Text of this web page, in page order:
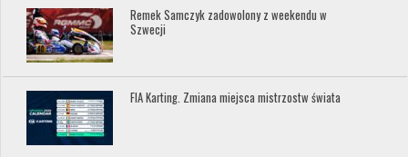
Remek Samczyk zadowolony z weekendu w
Szwecji
FIA Karting. Zmiana miejsca mistrzostw świata